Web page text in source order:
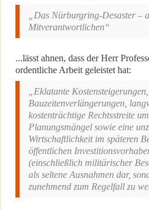
„Das Nürburgring-Desaster –
Mitverantwortlichen“
...lässt ahnen, dass der Herr
ordentliche Arbeit geleistet hat:
„Eklatante
Bauzeitenverlängerungen,
kostenträchtige Rechtsstreite
Planungsmängel sowie eine
Wirtschaftlichkeit im späteren
öffentlichen
(einschließlich militärischer
als seltene Ausnahmen dar,
zunehmend zum Regelfall zu